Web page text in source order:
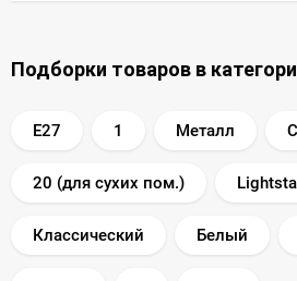
Подборки товаров в
E27 1 Металл
20 (для сухих пом.)
Классический Белый